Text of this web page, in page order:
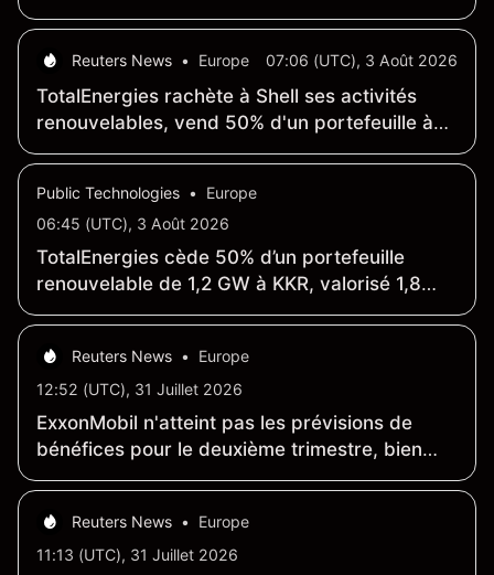
במסגרת plan 2026 (cours indicatif 75,42 EUR)
Reuters News • Europe 07:06 (UTC), 3 Août 2026
TotalEnergies rachète à Shell ses activités
renouvelables, vend 50% d'un portefeuille à
KKR
Public Technologies •
Europe
06:45 (UTC), 3 Août 2026
TotalEnergies cède 50% d’un portefeuille
renouvelable de 1,2 GW à KKR, valorisé 1,8
milliard €
Reuters News •
Europe
12:52 (UTC), 31 Juillet 2026
ExxonMobil n'atteint pas les prévisions de
bénéfices pour le deuxième trimestre, bien
qu'il ait enregistré son plus haut niveau depuis
Reuters News •
Europe
11:13 (UTC), 31 Juillet 2026